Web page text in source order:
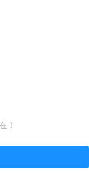
！